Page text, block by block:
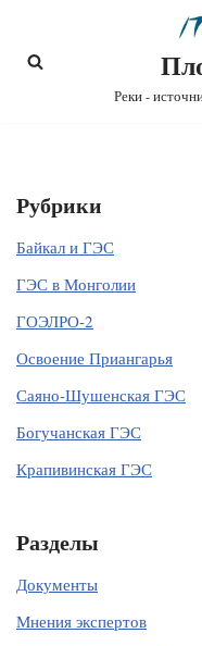
Перейти
Реки -
Рубрики
Байкал и ГЭС
ГЭС в Монголии
ГОЭЛРО-2
Освоение Приангарья
Саяно-Шушенская ГЭС
Богучанская ГЭС
Крапивинская ГЭС
Разделы
Документы
Мнения экспертов